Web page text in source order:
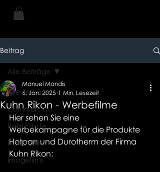
Beitrag
Alle Beiträge
Commercials
Real Estate
Productfilm
Imagefilms
Alle Beiträge
Kuhn Rikon - Werbefilme
Manuel Mandis
6. Jan. 2025 1 Min. Lesezeit
Hier sehen Sie eine
Werbekampagne für die Produkte
Hotpan und Durotherm der Firma
Kuhn Rikon: